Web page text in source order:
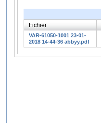
Fichier
VAR-61050-1001 23-01-
2018 14-44-36 abbyy.pdf